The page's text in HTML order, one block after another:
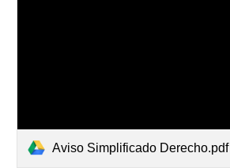
Aviso Simplificado Derecho.pdf